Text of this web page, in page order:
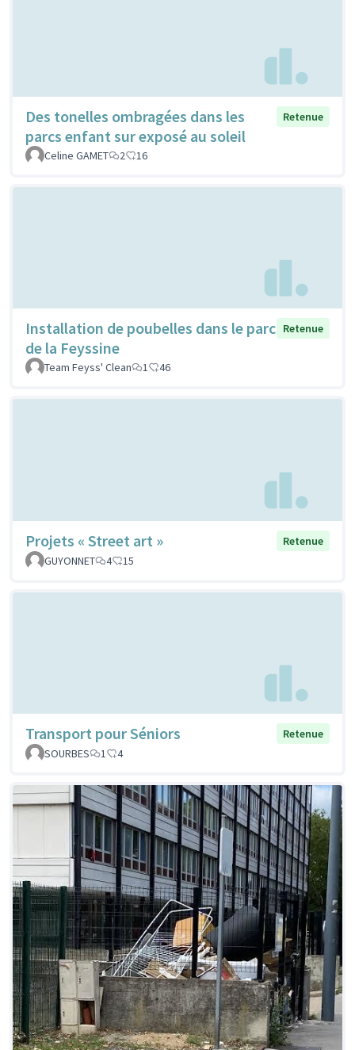
Des tonelles ombragées dans les
parcs enfant sur exposé au soleil
Retenue
Celine GAMET 2 16
Installation de poubelles dans le parc
de la Feyssine
Retenue
Team Feyss' Clean 1 46
Projets « Street art »
Retenue
GUYONNET
4 15
Transport pour Séniors
Retenue
SOURBES
1 4